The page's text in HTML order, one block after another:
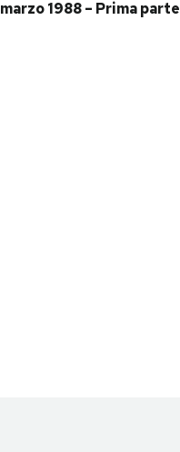
marzo 1988 – Prima parte